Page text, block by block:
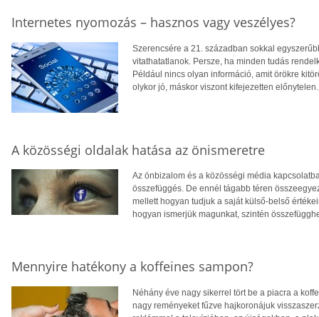
Internetes nyomozás – hasznos vagy veszélyes?
Szerencsére a 21. században sokkal
vitathatatlanok. Persze, ha minden tudás
Például nincs olyan információ, amit örökre
olykor jó, máskor viszont kifejezetten előnytelen.
A közösségi oldalak hatása az önismeretre
Az önbizalom és a közösségi média
összefüggés. De ennél tágabb téren
mellett hogyan tudjuk a saját külső-belső
hogyan ismerjük magunkat, szintén
Mennyire hatékony a koffeines sampon?
Néhány éve nagy sikerrel tört be a piacra a
nagy reményeket fűzve hajkoronájuk